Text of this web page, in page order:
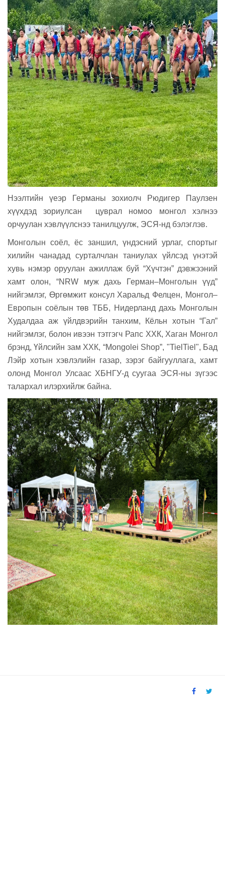
Нээлтийн үеэр Германы зохиолч Рюдигер Паулзен
хүүхдэд зориулсан цуврал номоо монгол хэлнээ
орчуулан хэвлүүлснээ танилцуулж, ЭСЯ-нд бэлэглэв.
Монголын соёл, ёс заншил, үндэсний урлаг, спортыг
хилийн чанадад сурталчлан таниулах үйлсэд үнэтэй
хувь нэмэр оруулан ажиллаж буй “Хүчтэн” дэвжээний
хамт олон, “NRW муж дахь Герман–Монголын үүд”
нийгэмлэг, Өргөмжит консул Харальд Фелцен, Монгол–
Европын соёлын төв ТББ, Нидерланд дахь Монголын
Худалдаа аж үйлдвэрийн танхим, Кёльн хотын “Гал”
нийгэмлэг, болон ивээн тэтгэгч Рапс ХХК, Хаган Монгол
брэнд, Үйлсийн зам ХХК, “Mongolei Shop”, "TielTiel", Бад
Лэйр хотын хэвлэлийн газар, зэрэг байгууллага, хамт
олонд Монгол Улсаас ХБНГУ-д суугаа ЭСЯ-ны зүгээс
талархал илэрхийлж байна.